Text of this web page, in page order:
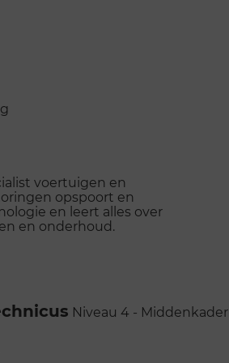
voertuigen en
opspoort en
en leert alles over
en onderhoud.
Niveau 4 - Middenkader